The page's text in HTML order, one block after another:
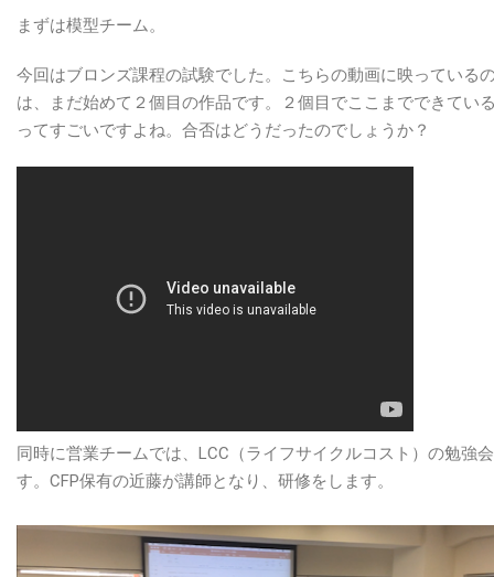
まずは模型チーム。
今回はブロンズ課程の試験でした。こちらの動画に映っている
は、まだ始めて２個目の作品です。２個目でここまでできてい
ってすごいですよね。合否はどうだったのでしょうか？
同時に営業チームでは、LCC（ライフサイクルコスト）の勉強
す。CFP保有の近藤が講師となり、研修をします。